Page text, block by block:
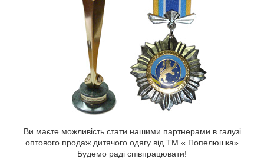
Ви маєте можливість стати нашими партнерами в галузі
оптового продаж дитячого одягу від ТМ « Попелюшка»
Будемо раді співпрацювати!